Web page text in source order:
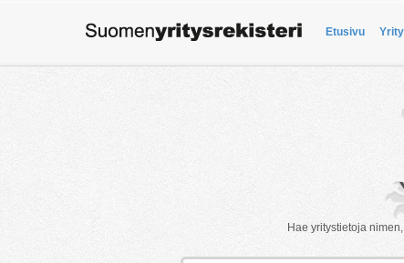
Etusivu
Hae yritystietoja